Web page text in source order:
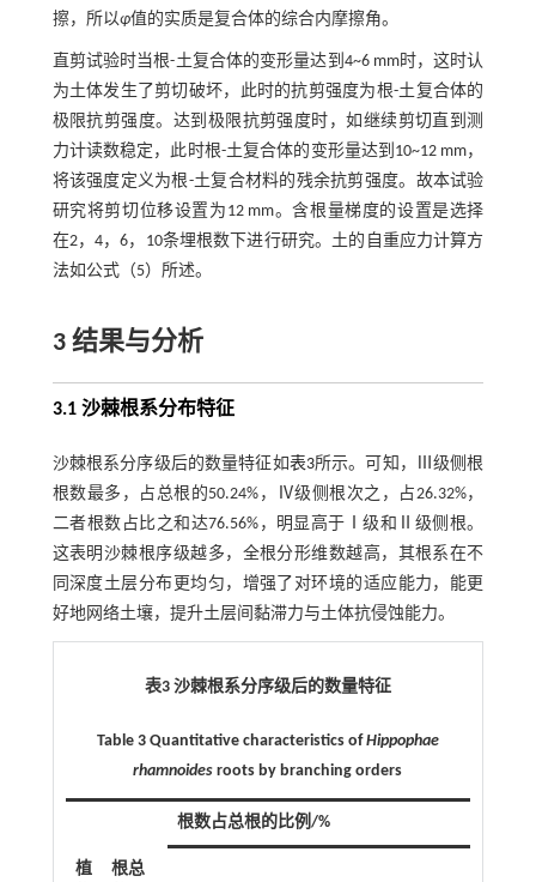
擦，所以ɸ值的实质是复合体的综合内摩擦角。
直剪试验时当根-土复合体的变形量达到4~6 mm时，这时认
为土体发生了剪切破坏，此时的抗剪强度为根-土复合体的
极限抗剪强度。达到极限抗剪强度时，如继续剪切直到测
力计读数稳定，此时根-土复合体的变形量达到10~12 mm，
将该强度定义为根-土复合材料的残余抗剪强度。故本试验
研究将剪切位移设置为12 mm。含根量梯度的设置是选择
在2，4，6，10条埋根数下进行研究。土的自重应力计算方
法如 公式（5） 所述。
3 结果与分析
3.1 沙棘根系分布特征
沙棘根系分序级后的数量特征如表3所示。可知，Ⅲ级侧根
根数最多，占总根的50.24%，Ⅳ级侧根次之，占26.32%，
二者根数占比之和达76.56%，明显高于Ⅰ级和Ⅱ级侧根。
这表明沙棘根序级越多，全根分形维数越高，其根系在不
同深度土层分布更均匀，增强了对环境的适应能力，能更
好地网络土壤，提升土层间黏滞力与土体抗侵蚀能力。
表3 沙棘根系分序级后的数量特征
Table 3 Quantitative characteristics ofHippophae
rhamnoides roots by branching orders
植
根总
根数占总根的比例/%